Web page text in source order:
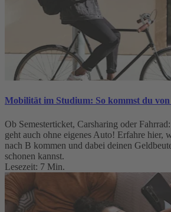
Mobilität im Studium: So kommst du von
Ob Semesterticket, Carsharing oder
geht auch ohne eigenes Auto! Erfahre hier,
nach B kommen und dabei deinen
schonen kannst.
Lesezeit: 7 Min.